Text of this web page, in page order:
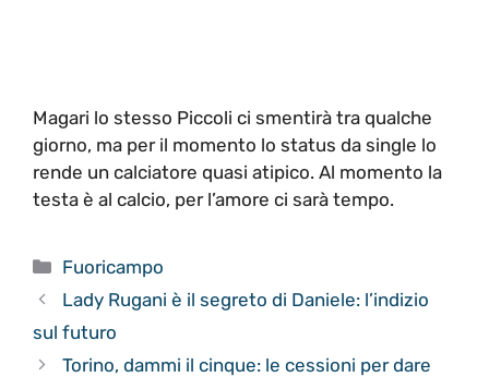
Magari lo stesso Piccoli ci smentirà tra qualche
giorno, ma per il momento lo status da single lo
rende un calciatore quasi atipico. Al momento la
testa è al calcio, per l’amore ci sarà tempo.
Categorie
Fuoricampo
Lady Rugani è il segreto di Daniele: l’indizio
sul futuro
Torino, dammi il cinque: le cessioni per dare